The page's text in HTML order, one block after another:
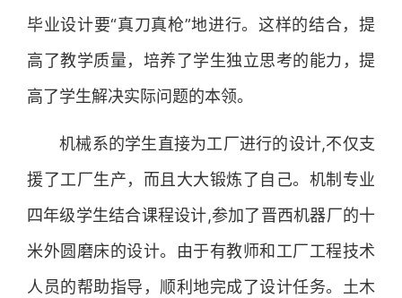
毕业设计要“真刀真枪”地进行。这样的结合，提
高了教学质量，培养了学生独立思考的能力，提
高了学生解决实际问题的本领。
机械系的学生直接为工厂进行的设计,不仅支
援了工厂生产，而且大大锻炼了自己。机制专业
四年级学生结合课程设计,参加了晋西机器厂的十
米外圆磨床的设计。由于有教师和工厂工程技术
人员的帮助指导，顺利地完成了设计任务。土木